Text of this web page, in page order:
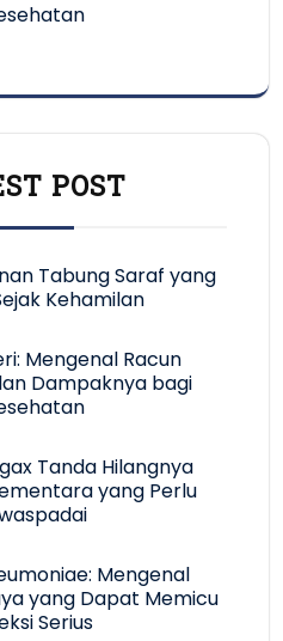
POST
Tabung Saraf yang
Kehamilan
Mengenal Racun
Dampaknya bagi
Tanda Hilangnya
yang Perlu
Mengenal
yang Dapat Memicu
Serius